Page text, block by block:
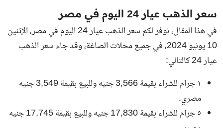
سعر الذهب عيار 24 اليوم في مصر
في هذا المقال، نوفر لكم سعر الذهب عيار 24 اليوم في مصر، الإثنين
10 يونيو 2024، في جميع محلات الصاغة، وقد جاء سعر الذهب
عيار 24 كالتالي:
١ جرام للشراء بقيمة 3,566 جنيه وللبيع بقيمة 3,549 جنيه
مصري.
٥ جرام للشراء بقيمة 17,830 جنيه وللبيع بقيمة 17,745 جنيه